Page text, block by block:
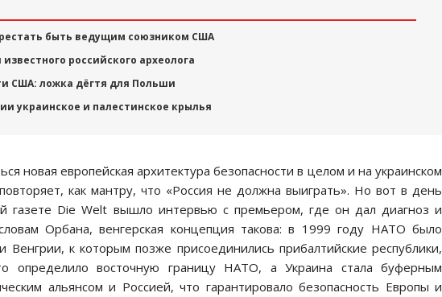
быть ведущим союзником США
российского археолога
США: ложка дёгтя для Польши
украинское и палестинское крылья
новая европейская архитектура безопасности в целом и на украинском
как мантру, что «Россия не должна выиграть». Но вот в день
газете Die Welt вышло интервью с премьером, где он дал диагноз и
Орбана, венгерская концепция такова: в 1999 году НАТО было
к которым позже присоединились прибалтийские республики,
определило восточную границу НАТО, а Украина стала буферным
альянсом и Россией, что гарантировало безопасность Европы и